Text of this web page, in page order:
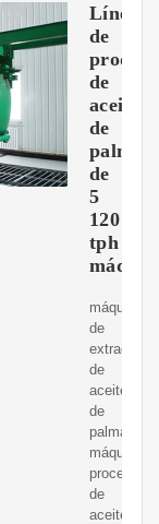
Línea
de
de
aceite
de
palma
de
5
120
tph
máquina
de
extracción
de
aceite
de
palma
máquina
de
aceite